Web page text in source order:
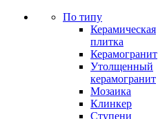
По типу
Керамическая
плитка
Керамогранит
Утолщенный
керамогранит
Мозаика
Клинкер
Ступени